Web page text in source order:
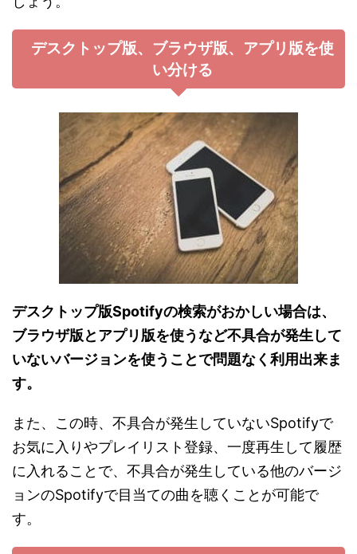
デスクトップ版、ブラウザ版、アプリ版を使
い分ける
デスクトップ版Spotifyの検索がおかしい場合は、
ブラウザ版とアプリ版を使うなど不具合が発生して
いないバージョンを使うことで問題なく利用出来ま
す。
また、この時、不具合が発生していないSpotifyで
お気に入りやプレイリスト登録、一度再生して履歴
に入れることで、不具合が発生している他のバージ
ョンのSpotifyで目当ての曲を聴くことが可能で
す。